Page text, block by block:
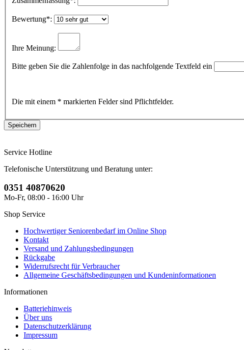
Bewertung*:
Ihre Meinung:
Bitte geben Sie die Zahlenfolge in das nachfolgende Textfeld ein
Die mit einem * markierten Felder sind Pflichtfelder.
Service Hotline
Telefonische Unterstützung und Beratung unter:
0351 40870620
Mo-Fr, 08:00 - 16:00 Uhr
Shop Service
Hochwertiger Seniorenbedarf im Online Shop
Kontakt
Versand und Zahlungsbedingungen
Rückgabe
Widerrufsrecht für Verbraucher
Allgemeine Geschäftsbedingungen und Kundeninformationen
Informationen
Batteriehinweis
Über uns
Datenschutzerklärung
Impressum